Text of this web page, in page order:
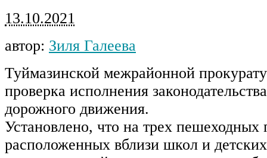
13.10.2021
автор: Зиля Галеева
Туймазинской межрайонной
проверка исполнения
дорожного движения.
Установлено, что на трех пешеходных
расположенных вблизи школ и